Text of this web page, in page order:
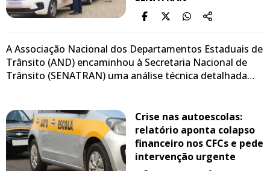
A Associação Nacional dos Departamentos Estaduais de
Trânsito (AND) encaminhou à Secretaria Nacional de
Trânsito (SENATRAN) uma análise técnica detalhada…
Crise nas autoescolas:
relatório aponta colapso
financeiro nos CFCs e pede
intervenção urgente